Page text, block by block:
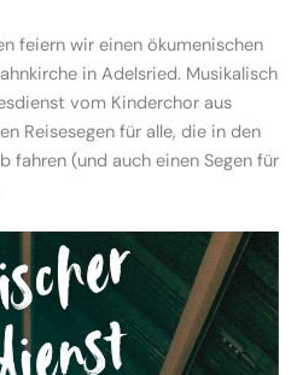
feiern wir einen ökumenischen
in Adelsried. Musikalisch
vom Kinderchor aus
Reisesegen für alle, die in den
fahren (und auch einen Segen für